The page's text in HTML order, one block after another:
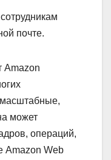
почте.
Amazon
масштабные,
может
операций,
Amazon Web